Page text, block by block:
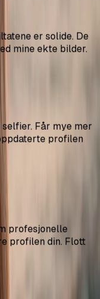
profesjonelle
profilen din. Flott
bilder. Pass
kvalitet.
enn å ansette
for